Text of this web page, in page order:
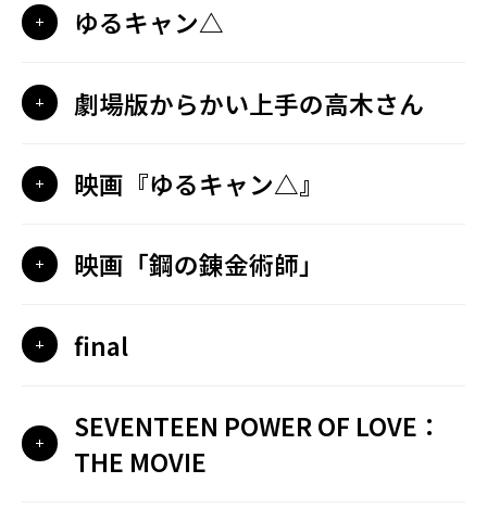
ゆるキャン△
劇場版からかい上手の高木さん
映画『ゆるキャン△』
映画「鋼の錬金術師」
final
SEVENTEEN POWER OF LOVE：
THE MOVIE